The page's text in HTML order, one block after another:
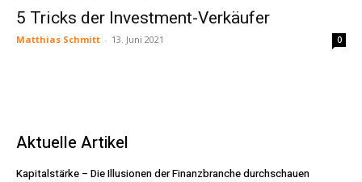
5 Tricks der Investment-Verkäufer
Matthias Schmitt - 13. Juni 2021 0
Aktuelle Artikel
Kapitalstärke – Die Illusionen der Finanzbranche durchschauen